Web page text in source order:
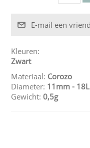
Kleuren:
Zwart
Materiaal: Corozo
Diameter: 11mm - 18L
Gewicht: 0,5g